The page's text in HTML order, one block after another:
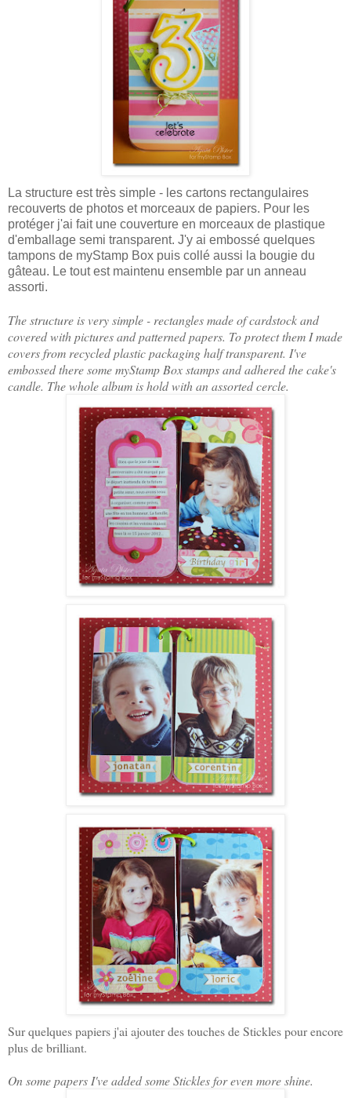
La structure est très simple - les cartons rectangulaires
recouverts de photos et morceaux de papiers. Pour les
protéger j'ai fait une couverture en morceaux de plastique
d'emballage semi transparent. J'y ai embossé quelques
tampons de myStamp Box puis collé aussi la bougie du
gâteau. Le tout est maintenu ensemble par un anneau
assorti.
The structure is very simple - rectangles made of cardstock and
covered with pictures and patterned papers. To protect them I made
covers from recycled plastic packaging half transparent. I've
embossed there some myStamp Box stamps and adhered the cake's
candle. The whole album is hold with an assorted cercle.
Sur quelques papiers j'ai ajouter des touches de Stickles pour encore
plus de brilliant.
On some papers I've added some Stickles for even more shine.